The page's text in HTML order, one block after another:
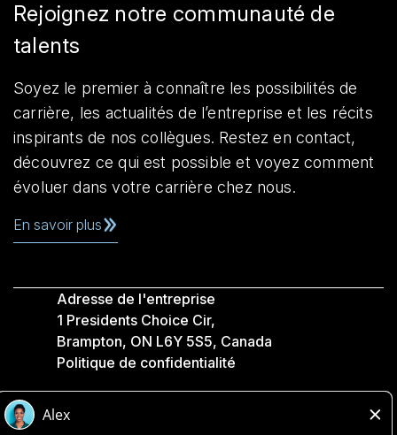
Rejoignez notre communauté de
talents
Soyez le premier à connaître les possibilités de
carrière, les actualités de l’entreprise et les récits
inspirants de nos collègues. Restez en contact,
découvrez ce qui est possible et voyez comment
évoluer dans votre carrière chez nous.
En savoir plus
Adresse de l'entreprise
1 Presidents Choice Cir,
Brampton, ON L6Y 5S5, Canada
Politique de confidentialité